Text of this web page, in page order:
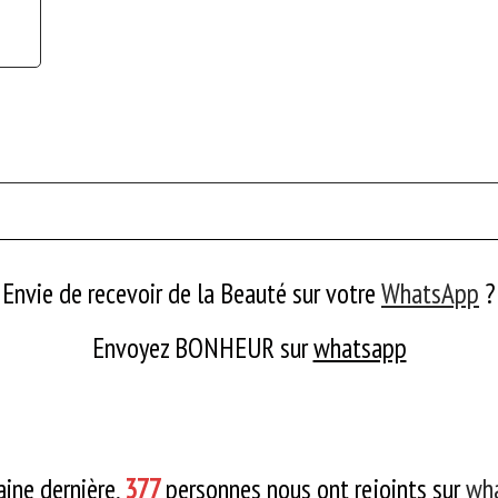
Envie de recevoir de la Beauté sur votreWhatsApp ?
Envoyez BONHEUR surwhatsapp
dernière,377 personnes nous ont rejoints sur